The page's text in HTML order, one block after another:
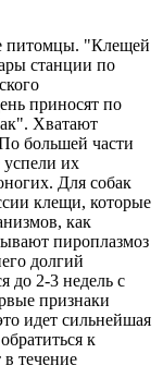
питомцы. "Клещей
станции по
приносят по
Хватают
большей части
их
Для собак
клещи, которые
как
пироплазмоз
долгий
до 2-3 недель с
признаки
идет сильнейшая
к
течение